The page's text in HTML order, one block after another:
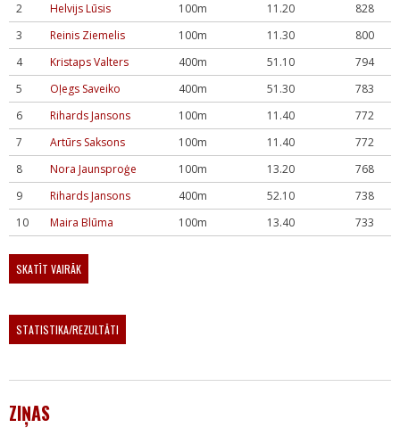
2
Helvijs Lūsis 100m 11.20
828
3
Reinis Ziemelis 100m 11.30
800
4
Kristaps Valters 400m 51.10
794
5
Oļegs Saveiko 400m 51.30
783
6
Rihards Jansons 100m 11.40
772
7
Artūrs Saksons 100m 11.40
772
8
Nora Jaunsproģe 100m 13.20
768
9
Rihards Jansons 400m 52.10
738
10
Maira Blūma 100m 13.40 733
SKATĪT VAIRĀK
STATISTIKA/REZULTĀTI
ZIŅAS